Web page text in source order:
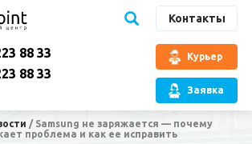
Контакты
88 33
88 33
Курьер
Заявка
/ Samsung не заряжается — почему
проблема и как ее исправить